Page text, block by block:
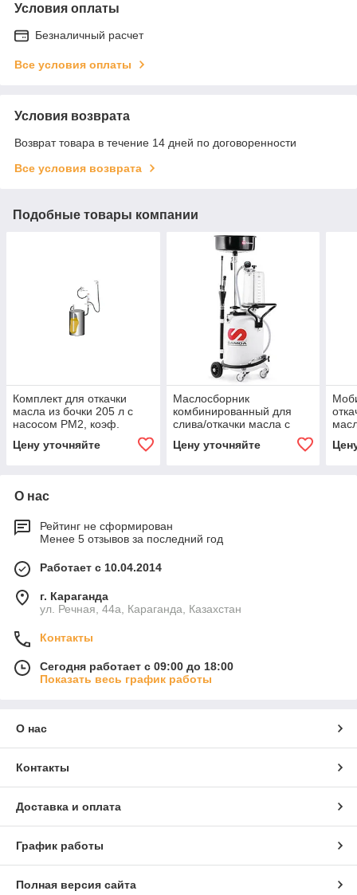
Условия оплаты
Безналичный расчет
Все условия оплаты
Условия возврата
Возврат товара в течение 14 дней по договоренности
Все условия возврата
Подобные товары компании
Комплект для откачки
масла из бочки 205 л с
насосом PM2, коэф.
стену
Цену уточняйте
Маслосборник
комбинированный для
слива/откачки масла с
SAMOA
Цену уточняйте
О нас
Рейтинг не сформирован
Менее 5 отзывов за последний год
Работает с 10.04.2014
г. Караганда
ул. Речная, 44а, Караганда, Казахстан
Контакты
Сегодня работает с 09:00 до 18:00
Показать весь график работы
О нас
Контакты
Доставка и оплата
График работы
Полная версия сайта